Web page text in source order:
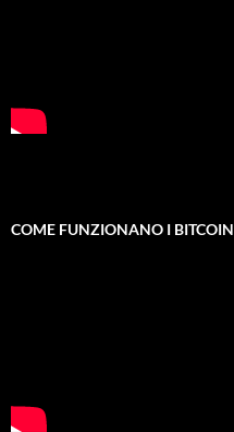
COME FUNZIONANO I BITCOIN